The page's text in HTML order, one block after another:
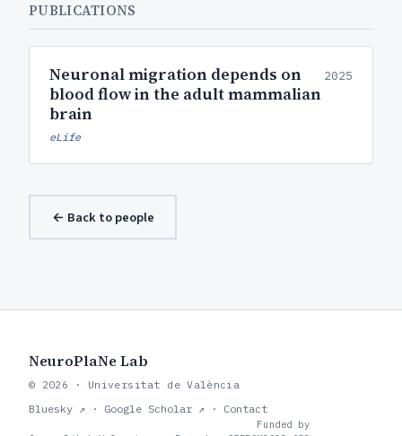
PUBLICATIONS
Neuronal migration depends on
blood flow in the adult mammalian
brain
2025
eLife
← Back to people
NeuroPlaNe Lab
© 2026 · Universitat de València
Bluesky ↗ · Google Scholar ↗ · Contact
Funded by